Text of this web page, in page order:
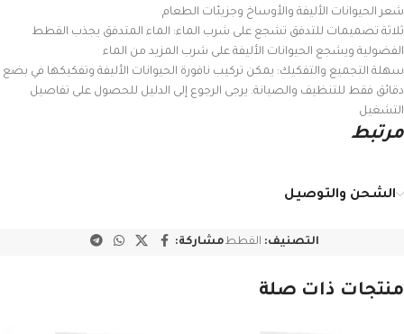
شعر الحيوانات الأليفة والأوساخ وجزيئات الطعام
ثلاثة تصميمات للتدفق تشجع على شرب الماء: الماء المتدفق يجذب القطط
الفضولية ويشجع الحيوانات الأليفة على شرب المزيد من الماء
سهلة التجميع والتفكيك: يمكن تركيب نافورة الحيوانات الأليفة وتفكيكها في بضع
دقائق فقط للتنظيف والصيانة. يرجى الرجوع إلى الدليل للحصول على تفاصيل
التشغيل
مرتبط
الشحن والتوصيل
التصنيف: القططمشاركة:
منتجات ذات صلة